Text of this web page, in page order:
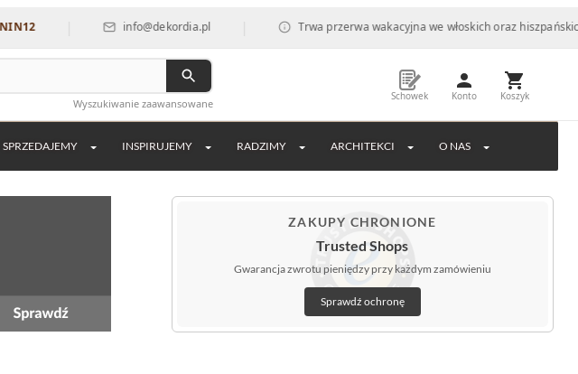
| info@dekordia.pl | Trwa przerwa wakacyjna we włoskich oraz hiszpańskich
Wyszukiwanie zaawansowane
Schowek Konto Koszyk
SPRZEDAJEMY INSPIRUJEMY RADZIMY ARCHITEKCI O NAS
ZAKUPY CHRONIONE
Trusted Shops
Gwarancja zwrotu pieniędzy przy każdym zamówieniu
Sprawdź ochronę